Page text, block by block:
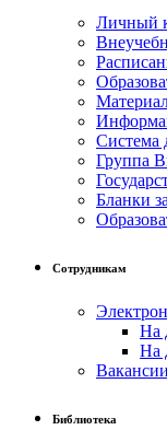
Личный
Система
Группа
Бланки
Сотрудникам
На
На
Библиотека